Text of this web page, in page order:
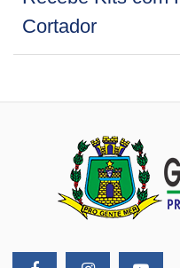
Cortador